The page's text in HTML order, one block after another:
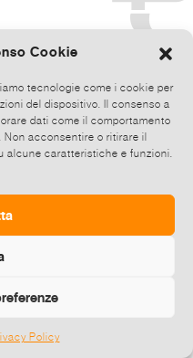
Cookie
tecnologie come i cookie per
del dispositivo. Il consenso a
dati come il comportamento
acconsentire o ritirare il
alcune caratteristiche e funzioni.
Policy
zine